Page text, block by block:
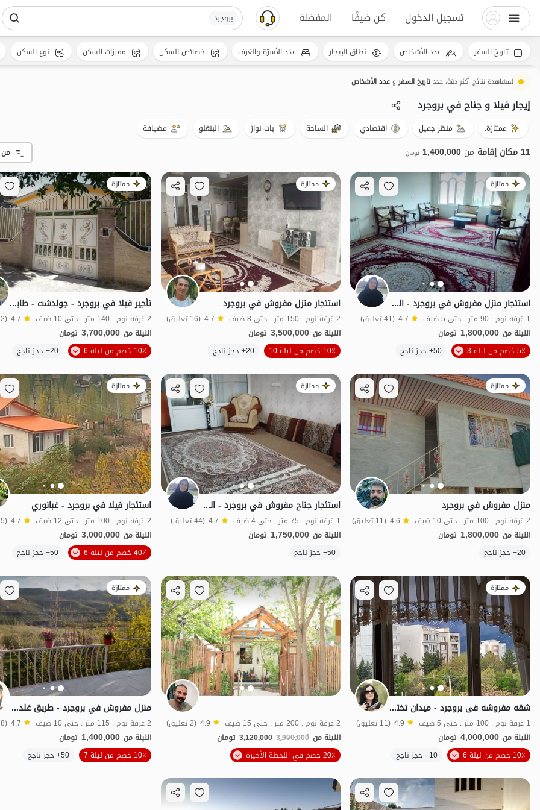
تسجيل الدخول كن ضيفًا المفضلة بروجرد
لمشاهدة نتائج أكثر دقة، حددتاريخ السفروعدد الأشخاص
إيجار فيلا و جناح في بروجرد
ممتازة. منظر جميل اقتصادي الساحة بات نواز البنغلو مضيافة
11 مكان إقامة من 1,400,000 تومان
ممتازة
استئجار منزل مفروش في بروجرد - الطابق 2
1 غرفة نوم . 90 متر . حتى 5 ضيف 4.7 (41 تعليق)
الليلة من 1,800,000 تومان
5٪ خصم من ليلة 3
50+ حجز ناجح الموقع على الخريطة
ممتازة
استئجار منزل مفروش في بروجرد
2 غرفة نوم . 150 متر . حتى 8 ضيف 4.7 (16 تعليق)
الليلة من 3,500,000 تومان
10٪ خصم من ليلة 10
20+ حجز ناجح بات نواز
ممتازة
تأجير فيلا في بروجرد - جولدشت - طابقين
2 غرفة نوم . 140 متر . حتى 10 ضيف 4.7 (22 تعليق)
الليلة من 3,700,000 تومان
10٪ خصم من ليلة 6
20+ حجز ناجح
ممتازة
منزل مفروش في بروجرد
2 غرفة نوم . 100 متر . حتى 10 ضيف 4.6 (11 تعليق)
الليلة من 1,800,000 تومان
20+ حجز ناجح
الموقع على الخريطة
ممتازة
استئجار جناح مفروش في بروجرد - الطابق الأرضي
1 غرفة نوم . 75 متر . حتى 4 ضيف 4.7 (44 تعليق)
الليلة من 1,750,000 تومان
50+ حجز ناجح
الموقع على الخريطة
ممتازة
استئجار فيلا في بروجرد - غبانوري
2 غرفة نوم . 100 متر . حتى 12 ضيف 4.7 (25 تعليق)
الليلة من 3,000,000 تومان
40٪ خصم من ليلة 6
50+ حجز ناجح
ممتازة
شقه مفروشه فی بروجرد - میدان تختی - الطابق الثالث
1 غرفة نوم . 100 متر . حتى 5 ضيف 4.9 (11 تعليق)
الليلة من 4,000,000 تومان
10٪ خصم من ليلة 6
10+ حجز ناجح الموقع على الخريطة
2 غرفة نوم . 200 متر . حتى 15 ضيف 4.9 (2 تعليق)
الليلة من 3,900,000
3,120,000 تومان
20٪ خصم في اللحظة الأخيرة
الموقع على الخريطة
ممتازة
منزل مفروش في بروجرد - طريق غلدشت
2 غرفة نوم . 115 متر . حتى 10 ضيف 4.7 (28 تعليق)
الليلة من 1,400,000 تومان
10٪ خصم من ليلة 7
50+ حجز ناجح
تاريخ السفر عدد الأشخاص نطاق الإيجار عدد الأسرّة والغرف خصائص السكن مميزات السكن نوع السكن